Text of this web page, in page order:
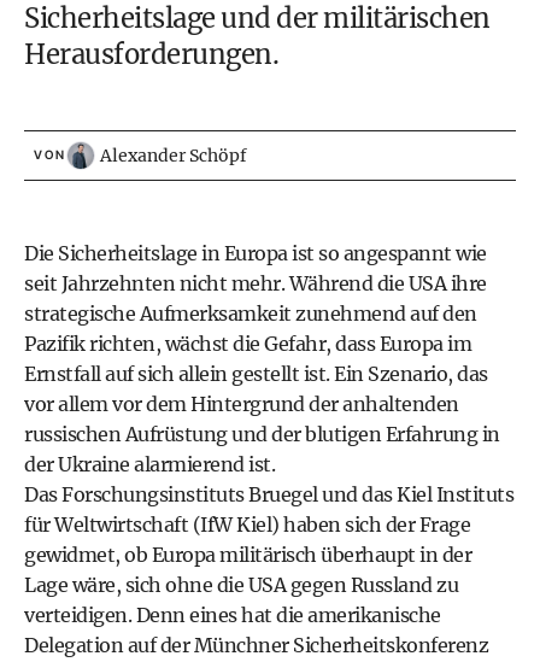
Sicherheitslage und der militärischen
Herausforderungen.
VON Alexander Schöpf
Die Sicherheitslage in Europa ist so angespannt wie
seit Jahrzehnten nicht mehr. Während die USA ihre
strategische Aufmerksamkeit zunehmend auf den
Pazifik richten, wächst die Gefahr, dass Europa im
Ernstfall auf sich allein gestellt ist. Ein Szenario, das
vor allem vor dem Hintergrund der anhaltenden
russischen Aufrüstung und der blutigen Erfahrung in
der Ukraine alarmierend ist.
DasForschungsinstituts Bruegelund dasKiel Instituts
für Weltwirtschaft (IfW Kiel) haben sich der Frage
gewidmet, ob Europa militärisch überhaupt in der
Lage wäre, sich ohne die USA gegen Russland zu
verteidigen. Denn eines hat die amerikanische
Delegation auf der Münchner Sicherheitskonferenz